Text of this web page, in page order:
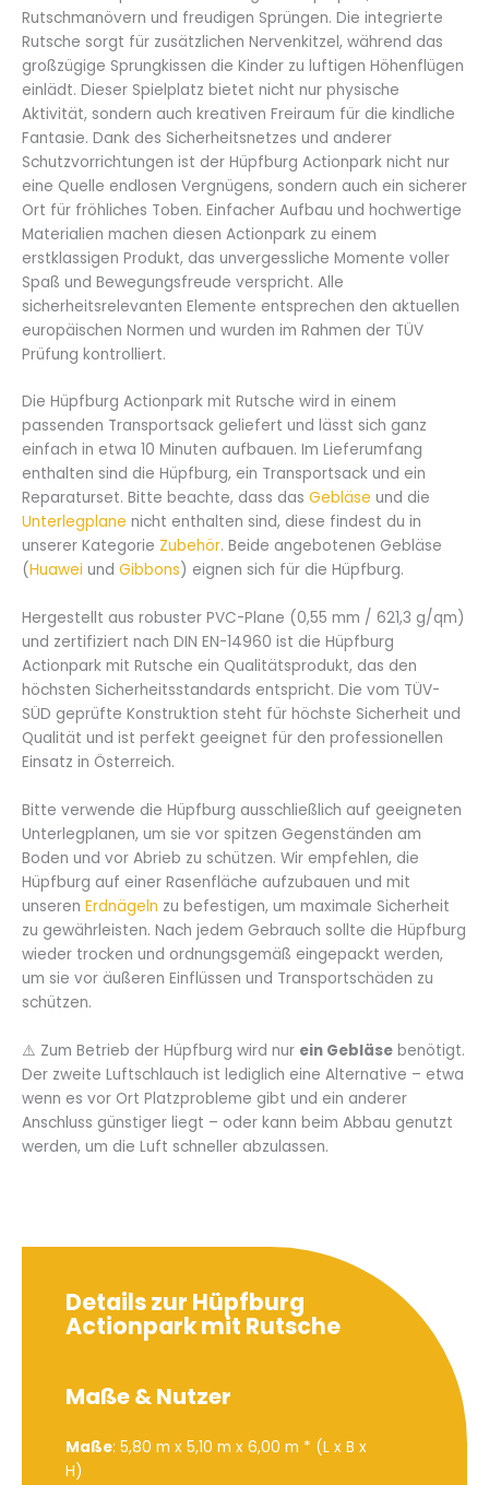
Rutschmanövern und freudigen Sprüngen. Die integrierte
Rutsche sorgt für zusätzlichen Nervenkitzel, während das
großzügige Sprungkissen die Kinder zu luftigen Höhenflügen
einlädt. Dieser Spielplatz bietet nicht nur physische
Aktivität, sondern auch kreativen Freiraum für die kindliche
Fantasie. Dank des Sicherheitsnetzes und anderer
Schutzvorrichtungen ist der Hüpfburg Actionpark nicht nur
eine Quelle endlosen Vergnügens, sondern auch ein sicherer
Ort für fröhliches Toben. Einfacher Aufbau und hochwertige
Materialien machen diesen Actionpark zu einem
erstklassigen Produkt, das unvergessliche Momente voller
Spaß und Bewegungsfreude verspricht. Alle
sicherheitsrelevanten Elemente entsprechen den aktuellen
europäischen Normen und wurden im Rahmen der TÜV
Prüfung kontrolliert.
Die Hüpfburg Actionpark mit Rutsche wird in einem
passenden Transportsack geliefert und lässt sich ganz
einfach in etwa 10 Minuten aufbauen. Im Lieferumfang
enthalten sind die Hüpfburg, ein Transportsack und ein
Reparaturset. Bitte beachte, dass das Gebläse und die
Unterlegplane nicht enthalten sind, diese findest du in
unserer Kategorie Zubehör. Beide angebotenen Gebläse
(Huawei und Gibbons) eignen sich für die Hüpfburg.
Hergestellt aus robuster PVC-Plane (0,55 mm / 621,3 g/qm)
und zertifiziert nach DIN EN-14960 ist die Hüpfburg
Actionpark mit Rutsche ein Qualitätsprodukt, das den
höchsten Sicherheitsstandards entspricht. Die vom TÜV-
SÜD geprüfte Konstruktion steht für höchste Sicherheit und
Qualität und ist perfekt geeignet für den professionellen
Einsatz in Österreich.
Bitte verwende die Hüpfburg ausschließlich auf geeigneten
Unterlegplanen, um sie vor spitzen Gegenständen am
Boden und vor Abrieb zu schützen. Wir empfehlen, die
Hüpfburg auf einer Rasenfläche aufzubauen und mit
unseren Erdnägeln zu befestigen, um maximale Sicherheit
zu gewährleisten. Nach jedem Gebrauch sollte die Hüpfburg
wieder trocken und ordnungsgemäß eingepackt werden,
um sie vor äußeren Einflüssen und Transportschäden zu
schützen.
⚠️ Zum Betrieb der Hüpfburg wird nur ein Gebläse benötigt.
Der zweite Luftschlauch ist lediglich eine Alternative – etwa
wenn es vor Ort Platzprobleme gibt und ein anderer
Anschluss günstiger liegt – oder kann beim Abbau genutzt
werden, um die Luft schneller abzulassen.
Details zur Hüpfburg
Actionpark mit Rutsche
Maße & Nutzer
Maße: 5,80 m x 5,10 m x 6,00 m * (L x B x
H)